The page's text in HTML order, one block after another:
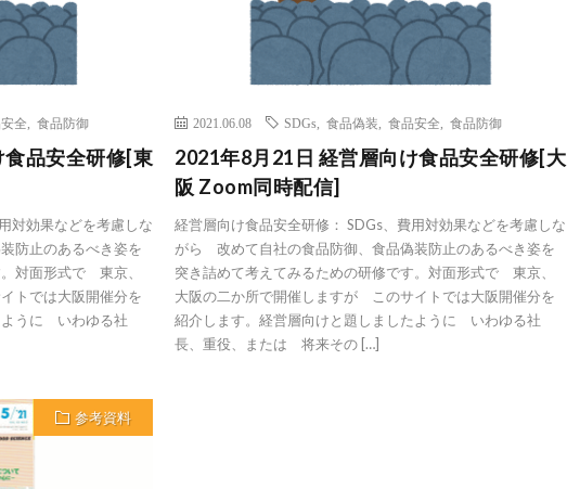
全 食品防御
品安全研修[東
対効果などを考慮しな
防止のあるべき姿を
対面形式で 東京、
トでは大阪開催分を
ように いわゆる社
2021.06.08 SDGs ,食品偽装 ,食品安全 ,食品防御
2021年8月21日 経営層向け食品安全研修[大
阪 Zoom同時配信]
経営層向け食品安全研修： SDGs、費用対効果などを考慮しな
がら 改めて自社の食品防御、食品偽装防止のあるべき姿を
突き詰めて考えてみるための研修です。対面形式で 東京、
大阪の二か所で開催しますが このサイトでは大阪開催分を
紹介します。経営層向けと題しましたように いわゆる社
長、重役、または 将来その […]
参考資料